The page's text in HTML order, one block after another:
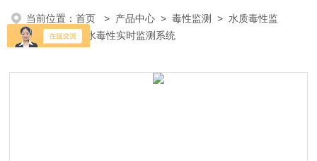
当前位置：首页 > 产品中心 >毒性监测 > 水质毒性监
测
> 哨兵-污水毒性实时监测系统